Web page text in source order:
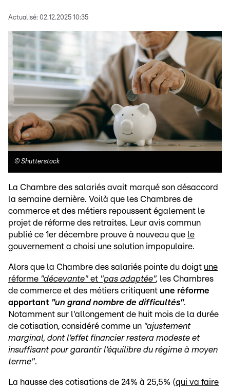
Actualisé: 02.12.2025 10:35
© Shutterstock
La Chambre des salariés avait marqué son désaccord
la semaine dernière. Voilà que les Chambres de
commerce et des métiers repoussent également le
projet de réforme des retraites. Leur avis commun
publié ce 1er décembre prouve à nouveau que le
gouvernement a choisi une solution impopulaire.
Alors que la Chambre des salariés pointe du doigt une
réforme "décevante" et "pas adaptée", les Chambres
de commerce et des métiers critiquent une réforme
apportant "un grand nombre de difficultés".
Notamment sur l'allongement de huit mois de la durée
de cotisation, considéré comme un "ajustement
marginal, dont l’effet financier restera modeste et
insuffisant pour garantir l’équilibre du régime à moyen
terme".
La hausse des cotisations de 24% à 25,5% (qui va faire